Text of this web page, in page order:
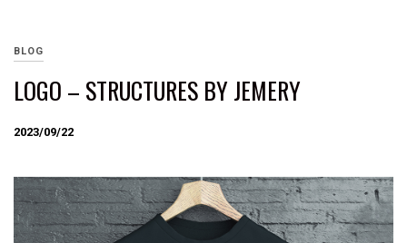
BLOG
LOGO – STRUCTURES BY JEMERY
2023/09/22